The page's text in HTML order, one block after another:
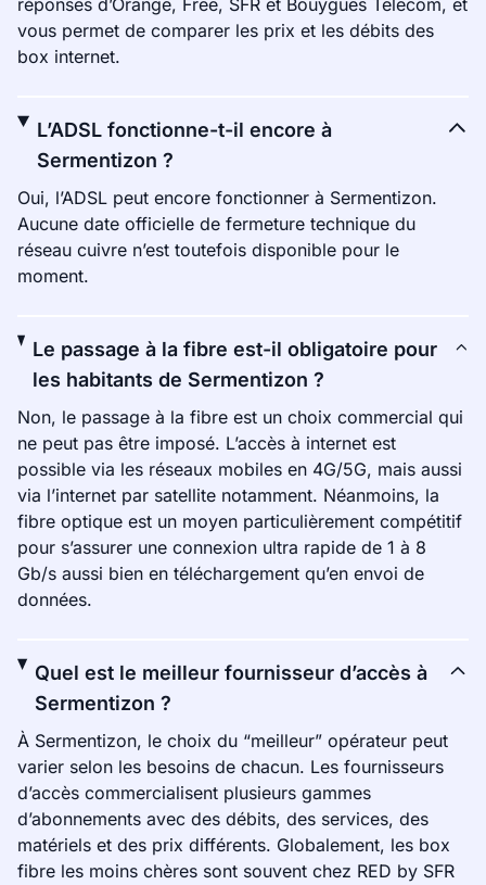
réponses d’Orange, Free, SFR et Bouygues Telecom, et
vous permet de comparer les prix et les débits des
box internet.
L’ADSL fonctionne-t-il encore à
Sermentizon ?
Oui, l’ADSL peut encore fonctionner à Sermentizon.
Aucune date officielle de fermeture technique du
réseau cuivre n’est toutefois disponible pour le
moment.
Le passage à la fibre est-il obligatoire pour
les habitants de Sermentizon ?
Non, le passage à la fibre est un choix commercial qui
ne peut pas être imposé. L’accès à internet est
possible via les réseaux mobiles en 4G/5G, mais aussi
via l’internet par satellite notamment. Néanmoins, la
fibre optique est un moyen particulièrement compétitif
pour s’assurer une connexion ultra rapide de 1 à 8
Gb/s aussi bien en téléchargement qu’en envoi de
données.
Quel est le meilleur fournisseur d’accès à
Sermentizon ?
À Sermentizon, le choix du “meilleur” opérateur peut
varier selon les besoins de chacun. Les fournisseurs
d’accès commercialisent plusieurs gammes
d’abonnements avec des débits, des services, des
matériels et des prix différents. Globalement, les box
fibre les moins chères sont souvent chez RED by SFR